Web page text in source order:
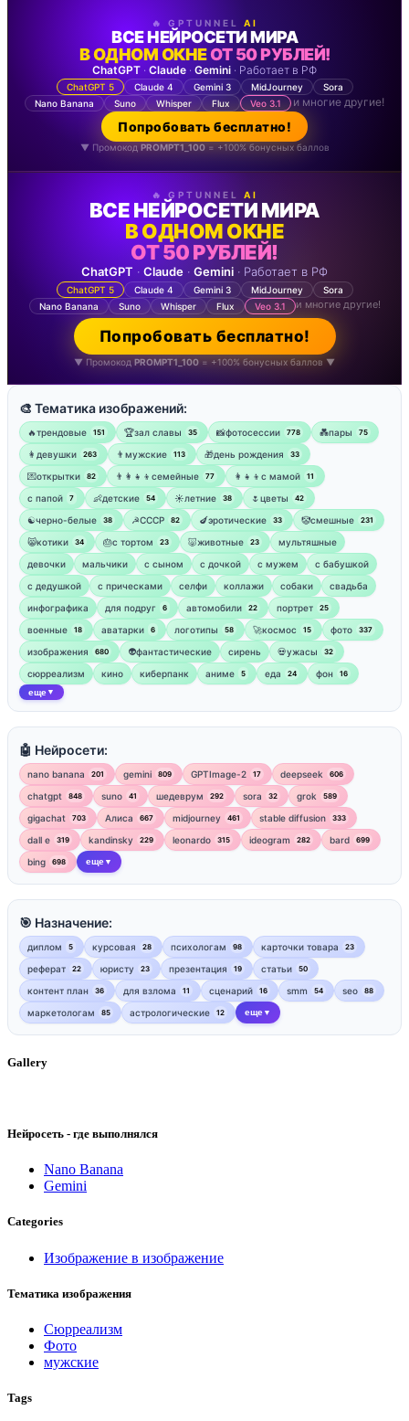
🔥 GPTUNNEL AI
ВСЕ НЕЙРОСЕТИ МИРА
В ОДНОМ ОКНЕОТ 50 РУБЛЕЙ!
ChatGPT · Claude · Gemini · Работает в РФ
ChatGPT 5 Claude 4 Gemini 3 MidJourney
Sora
Nano Banana
Suno Whisper Flux Veo 3.1 и многие другие!
Попробовать бесплатно!
▼ Промокод PROMPT1_100= +100% бонусных баллов
🔥 GPTUNNEL AI
ВСЕ НЕЙРОСЕТИ МИРА
В ОДНОМ ОКНЕ
ОТ 50 РУБЛЕЙ!
ChatGPT · Claude · Gemini · Работает в РФ
ChatGPT 5 Claude 4 Gemini 3 MidJourney
Sora
Nano Banana
Suno Whisper Flux Veo 3.1 и многие другие!
Попробовать бесплатно!
▼ Промокод PROMPT1_100 = +100% бонусных баллов ▼
🎨 Тематика изображений:
🔥трендовые 151 🏆зал славы 35 📸фотосессии 778 💑пары 75
👩девушки 263 👨мужские 113 🎁день рождения 33
💌открытки 82 👨‍👩‍👧‍👦семейные 77 👩‍👧‍👦с мамой 11
‍с папой 7 👶детские 54 ☀️летние 38 🌷цветы 42
☯︎черно-белые 38 ☭СССР 82 🍆эротические 33 🤡смешные 231
😸котики 34 🎂с тортом 23 🐷животные 23
мультяшные
девочки
мальчики с сыном с дочкой с мужем
с бабушкой
с дедушкой
с прическами селфи коллажи собаки
свадьба
инфографика
для подруг 6 автомобили 22 портрет 25
военные 18 аватарки 6 логотипы 58 🚀космос 15 фото 337
изображения 680 👽фантастические сирень 💀ужасы 32
сюрреализм кино киберпанк аниме 5 еда 24 фон 16
еще ▼
🤖 Нейросети:
nano banana 201 gemini 809 GPTImage-2 17 deepseek 606
chatgpt 848 suno 41 шедеврум 292 sora 32 grok 589
gigachat 703 Алиса 667 midjourney 461 stable diffusion 333
dall e 319 kandinsky 229 leonardo 315 ideogram 282 bard 699
bing 698 еще ▼
🎯 Назначение:
диплом 5 курсовая 28 психологам 98 карточки товара 23
реферат 22 юристу 23 презентация 19 статьи 50
контент план 36 для взлома 11 сценарий 16 smm 54 seo 88
маркетологам 85 астрологические 12 еще ▼
Gallery
Нейросеть - где выполнялся
Nano Banana
Gemini
Categories
Изображение в изображение
Тематика изображения
Сюрреализм
Фото
мужские
Tags